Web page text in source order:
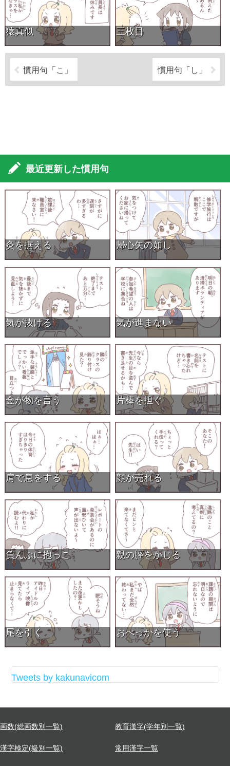
猿真似 三枚目
慣用句「こ」 慣用句「し」
最近更新した慣用句
灸を据える 帰心矢の如し
気が抜ける 気が進まない
金が物を言う 片棒を担ぐ
肩で息をする 顔が売れる
負んぶに抱っこ 親の脛をかじる
尾を引く おべっかを使う
Tweets by kakunavicom
画数(総画数別一覧) 教育漢字(学年別一覧)
漢字検定(級別一覧) 常用漢字一覧